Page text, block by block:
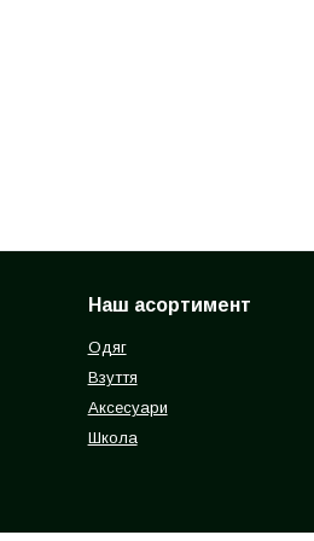
Наш асортимент
Одяг
Взуття
Аксесуари
Школа